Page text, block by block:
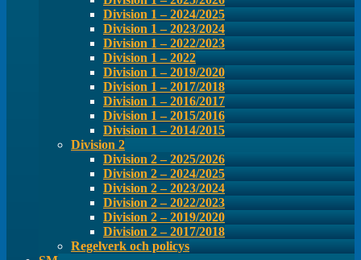
Division 1 – 2024/2025
Division 1 – 2023/2024
Division 1 – 2022/2023
Division 1 – 2022
Division 1 – 2019/2020
Division 1 – 2017/2018
Division 1 – 2016/2017
Division 1 – 2015/2016
Division 1 – 2014/2015
Division 2
Division 2 – 2025/2026
Division 2 – 2024/2025
Division 2 – 2023/2024
Division 2 – 2022/2023
Division 2 – 2019/2020
Division 2 – 2017/2018
Regelverk och policys